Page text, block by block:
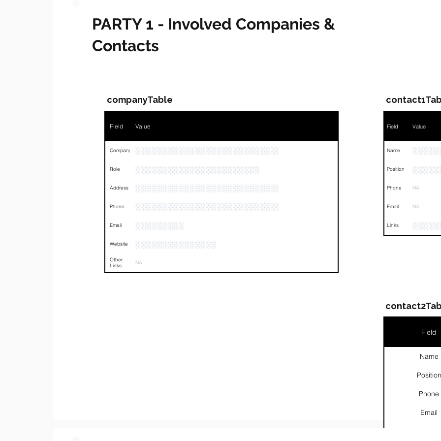
PARTY 1 - Involved Companies &
Contacts
companyTable
Field Value
Company ░░░░░░░░░░░░░░░░░░░░░░░░░░░
Role ░░░░░░░░░░░░░░░░░░░░░░░
Address ░░░░░░░░░░░░░░░░░░░░░░░░░░░░░░░░
Phone ░░░░░░░░░░░░░░░░░░░░░░░░░░░░░░░░░░
Email ░░░░░░░░░
Website ░░░░░░░░░░░░░░░
Other
Links
NA
Field Value
Name
Position
Phone NA
Email NA
Links
Field
Name
Position
Phone
Email